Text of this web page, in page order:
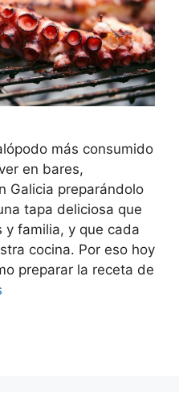
más consumido
en bares,
Galicia preparándolo
tapa deliciosa que
y familia, y que cada
cocina. Por eso hoy
preparar la receta de